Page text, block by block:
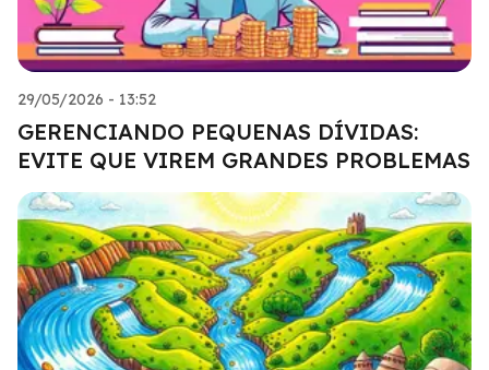
29/05/2026 - 13:52
GERENCIANDO PEQUENAS DÍVIDAS:
EVITE QUE VIREM GRANDES PROBLEMAS